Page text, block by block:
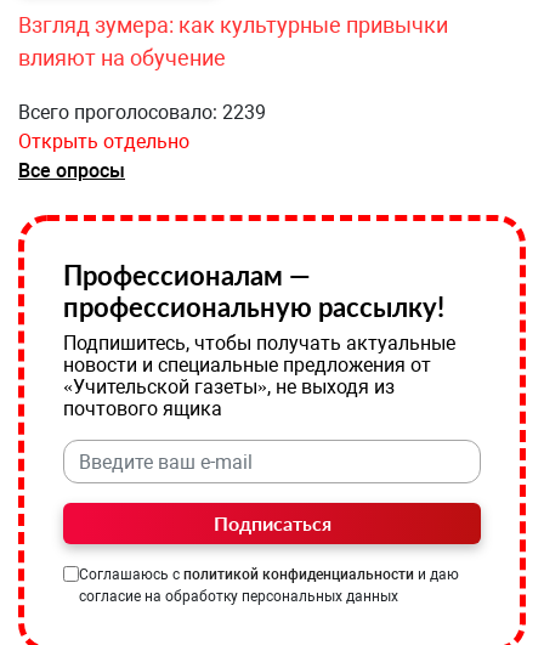
Взгляд зумера: как культурные привычки
влияют на обучение
Всего проголосовало: 2239
Открыть отдельно
Все опросы
Профессионалам —
профессиональную рассылку!
Подпишитесь, чтобы получать актуальные
новости и специальные предложения от
«Учительской газеты», не выходя из
почтового ящика
Подписаться
Соглашаюсь с политикой конфиденциальности и даю
согласие на обработку персональных данных